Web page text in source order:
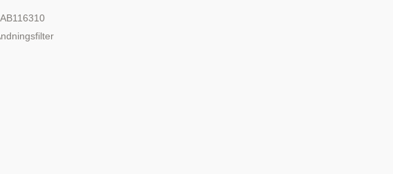
AB116310